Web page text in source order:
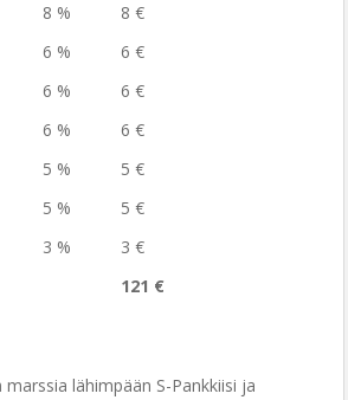
8 %
8 €
6 %
6 €
6 %
6 €
6 %
6 €
5 %
5 €
5 %
5 €
3 %
3 €
121 €
lähimpään S-Pankkiisi ja